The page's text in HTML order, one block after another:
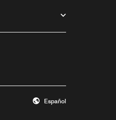
Español